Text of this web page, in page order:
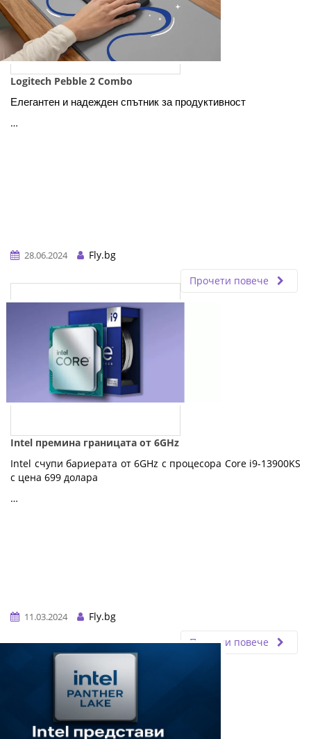
Logitech Pebble 2 Combo
Елегантен и надежден спътник за продуктивност
…
28.06.2024
Fly.bg
Прочети повече
Intel премина границата от 6GHz
Intel счупи бариерата от 6GHz с процесора Core i9-13900KS
с цена 699 долара
…
11.03.2024
Fly.bg
Прочети повече